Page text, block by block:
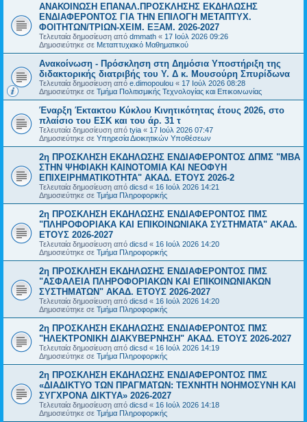
ΑΝΑΚΟΙΝΩΣΗ ΕΠΑΝΑΛ.ΠΡΟΣΚΛΗΣΗΣ ΕΚΔΗΛΩΣΗΣ
ΕΝΔΙΑΦΕΡΟΝΤΟΣ ΓΙΑ ΤΗΝ ΕΠΙΛΟΓΗ ΜΕΤΑΠΤΥΧ.
ΦΟΙΤΗΤΩΝ/ΤΡΙΩΝ-ΧΕΙΜ. ΕΞΑΜ. 2026-2027
Τελευταία δημοσίευση από dmmath « 17 Ιούλ 2026 09:26
Δημοσιεύτηκε σε Μεταπτυχιακό Μαθηματικού
Ανακοίνωση - Πρόσκληση στη Δημόσια Υποστήριξη της
διδακτορικής διατριβής του Υ. Δ κ. Μουσούρη Σπυρίδωνα
Τελευταία δημοσίευση από e.dimopoulou « 17 Ιούλ 2026 08:28
Δημοσιεύτηκε σε Τμήμα Πολιτισμικής Τεχνολογίας και Επικοινωνίας
Έναρξη Έκτακτου Κύκλου Κινητικότητας έτους 2026, στο
πλαίσιο του ΕΣΚ και του άρ. 31 τ
Τελευταία δημοσίευση από tyia « 17 Ιούλ 2026 07:47
Δημοσιεύτηκε σε Υπηρεσία Διοικητικών Υποθέσεων
2η ΠΡΟΣΚΛΗΣΗ ΕΚΔΗΛΩΣΗΣ ΕΝΔΙΑΦΕΡΟΝΤΟΣ ΔΠΜΣ "ΜΒΑ
ΣΤΗΝ ΨΗΦΙΑΚΗ ΚΑΙΝΟΤΟΜΙΑ ΚΑΙ ΝΕΟΦΥΗ
ΕΠΙΧΕΙΡΗΜΑΤΙΚΟΤΗΤΑ" ΑΚΑΔ. ΕΤΟΥΣ 2026-2
Τελευταία δημοσίευση από dicsd « 16 Ιούλ 2026 14:21
Δημοσιεύτηκε σε Τμήμα Πληροφορικής
2η ΠΡΟΣΚΛΗΣΗ ΕΚΔΗΛΩΣΗΣ ΕΝΔΙΑΦΕΡΟΝΤΟΣ ΠΜΣ
"ΠΛΗΡΟΦΟΡΙΑΚΑ ΚΑΙ ΕΠΙΚΟΙΝΩΝΙΑΚΑ ΣΥΣΤΗΜΑΤΑ" ΑΚΑΔ.
ΕΤΟΥΣ 2026-2027
Τελευταία δημοσίευση από dicsd « 16 Ιούλ 2026 14:20
Δημοσιεύτηκε σε Τμήμα Πληροφορικής
2η ΠΡΟΣΚΛΗΣΗ ΕΚΔΗΛΩΣΗΣ ΕΝΔΙΑΦΕΡΟΝΤΟΣ ΠΜΣ
"ΑΣΦΑΛΕΙΑ ΠΛΗΡΟΦΟΡΙΑΚΩΝ ΚΑΙ ΕΠΙΚΟΙΝΩΝΙΑΚΩΝ
ΣΥΣΤΗΜΑΤΩΝ" ΑΚΑΔ. ΕΤΟΥΣ 2026-2027
Τελευταία δημοσίευση από dicsd « 16 Ιούλ 2026 14:20
Δημοσιεύτηκε σε Τμήμα Πληροφορικής
2η ΠΡΟΣΚΛΗΣΗ ΕΚΔΗΛΩΣΗΣ ΕΝΔΙΑΦΕΡΟΝΤΟΣ ΠΜΣ
"ΗΛΕΚΤΡΟΝΙΚΗ ΔΙΑΚΥΒΕΡΝΗΣΗ" ΑΚΑΔ. ΕΤΟΥΣ 2026-2027
Τελευταία δημοσίευση από dicsd « 16 Ιούλ 2026 14:19
Δημοσιεύτηκε σε Τμήμα Πληροφορικής
2η ΠΡΟΣΚΛΗΣΗ ΕΚΔΗΛΩΣΗΣ ΕΝΔΙΑΦΕΡΟΝΤΟΣ ΠΜΣ
«ΔΙΑΔΙΚΤΥΟ ΤΩΝ ΠΡΑΓΜΑΤΩΝ: ΤΕΧΝΗΤΗ ΝΟΗΜΟΣΥΝΗ ΚΑΙ
ΣΥΓΧΡΟΝΑ ΔΙΚΤΥΑ» 2026-2027
Τελευταία δημοσίευση από dicsd « 16 Ιούλ 2026 14:18
Δημοσιεύτηκε σε Τμήμα Πληροφορικής